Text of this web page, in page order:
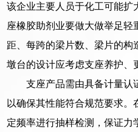
该企业主要人员于化工可能扩
座橡胶助剂业要做大做举足
距、每跨的梁片数、梁片的
墩台的设计应考虑支座养护、
支座产品需由具备计量认
以确保其性能符合规范要求
定频率进行抽样检测，保证